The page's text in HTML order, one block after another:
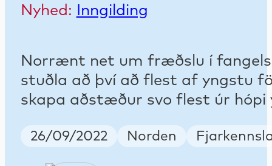
Nyhed: Inngilding
Norrænt net um fræðslu í
stuðla að því að flest af yngstu
skapa aðstæður svo flest úr hópi
Publish Date
26/09/2022 Country
Norden Keywords